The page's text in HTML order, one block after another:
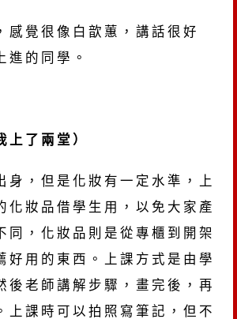
感覺很像白歆蕙，講話很好
進的同學。
上了兩堂）
身，但是化妝有一定水準，上
化妝品借學生用，以免大家產
同，化妝品則是從專櫃到開架
好用的東西。上課方式是由學
後老師講解步驟，畫完後，再
上課時可以拍照寫筆記，但不